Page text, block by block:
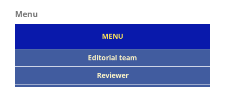
Menu
MENU
Editorial team
Reviewer